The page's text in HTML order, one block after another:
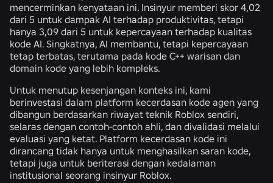
mencerminkan kenyataan ini. Insinyur memberi skor 4,02
dari 5 untuk dampak AI terhadap produktivitas, tetapi
hanya 3,09 dari 5 untuk kepercayaan terhadap kualitas
kode AI. Singkatnya, AI membantu, tetapi kepercayaan
tetap terbatas, terutama pada kode C++ warisan dan
domain kode yang lebih kompleks.
Untuk menutup kesenjangan konteks ini, kami
berinvestasi dalam platform kecerdasan kode agen yang
dibangun berdasarkan riwayat teknik Roblox sendiri,
selaras dengan contoh-contoh ahli, dan divalidasi melalui
evaluasi yang ketat. Platform kecerdasan kode ini
dirancang tidak hanya untuk menghasilkan saran kode,
tetapi juga untuk beriterasi dengan kedalaman
institusional seorang insinyur Roblox.